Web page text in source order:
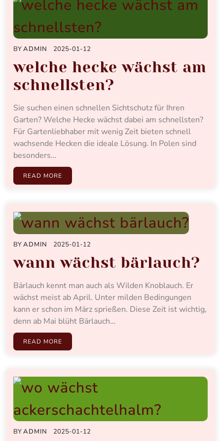
BYADMIN 2025-01-12
welche hecke wächst am
schnellsten?
Sie suchen einen schnellen Sichtschutz für Ihren
Garten? Welche Hecke wächst dabei am schnellsten?
Für Gartenliebhaber mit wenig Zeit bieten schnell
wachsende Hecken die ideale Lösung. In Polen sind
besonders…
READ MORE
BYADMIN 2025-01-12
wann wächst bärlauch?
Bärlauch kennt man auch als Wilden Knoblauch. Er
wächst meist ab April. Unter milden Bedingungen
kann er schon im März sprießen. Diese Zeit ist wichtig,
denn ab Mai blüht Bärlauch…
READ MORE
BYADMIN 2025-01-12